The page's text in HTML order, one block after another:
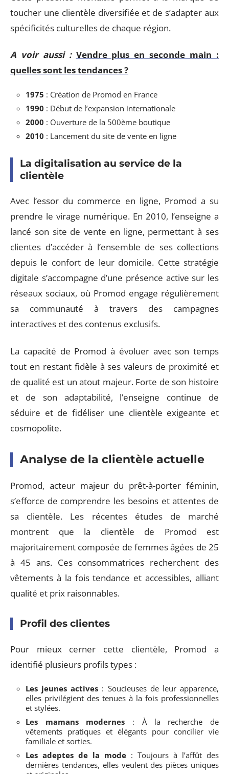
toucher une clientèle diversifiée et de s’adapter aux
spécificités culturelles de chaque région.
A voir aussi : Vendre plus en seconde main :
quelles sont les tendances ?
1975 : Création de Promod en France
1990 : Début de l’expansion internationale
2000 : Ouverture de la 500ème boutique
2010 : Lancement du site de vente en ligne
La digitalisation au service de la
clientèle
Avec l’essor du commerce en ligne, Promod a su
prendre le virage numérique. En 2010, l’enseigne a
lancé son site de vente en ligne, permettant à ses
clientes d’accéder à l’ensemble de ses collections
depuis le confort de leur domicile. Cette stratégie
digitale s’accompagne d’une présence active sur les
réseaux sociaux, où Promod engage régulièrement
sa communauté à travers des campagnes
interactives et des contenus exclusifs.
La capacité de Promod à évoluer avec son temps
tout en restant fidèle à ses valeurs de proximité et
de qualité est un atout majeur. Forte de son histoire
et de son adaptabilité, l’enseigne continue de
séduire et de fidéliser une clientèle exigeante et
cosmopolite.
Analyse de la clientèle actuelle
Promod, acteur majeur du prêt-à-porter féminin,
s’efforce de comprendre les besoins et attentes de
sa clientèle. Les récentes études de marché
montrent que la clientèle de Promod est
majoritairement composée de femmes âgées de 25
à 45 ans. Ces consommatrices recherchent des
vêtements à la fois tendance et accessibles, alliant
qualité et prix raisonnables.
Profil des clientes
Pour mieux cerner cette clientèle, Promod a
identifié plusieurs profils types :
Les jeunes actives : Soucieuses de leur apparence,
elles privilégient des tenues à la fois professionnelles
et stylées.
Les mamans modernes : À la recherche de
vêtements pratiques et élégants pour concilier vie
familiale et sorties.
Les adeptes de la mode : Toujours à l’affût des
dernières tendances, elles veulent des pièces uniques